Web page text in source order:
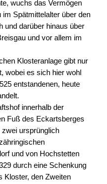
wuchs das Vermögen
Spätmittelalter über den
und darüber hinaus über
und vor allem im
Klosteranlage gibt nur
wobei es sich hier wohl
entstandenen, heute
innerhalb der
Fuß des Eckartsberges
ursprünglich
und von Hochstetten
durch eine Schenkung
Kloster, den Zweiten